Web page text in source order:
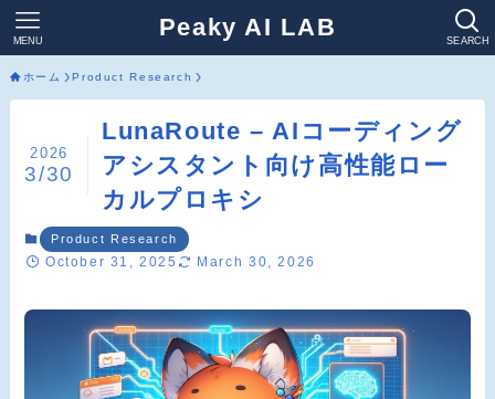
Peaky AI LAB SEARCH
MENU
ホーム Product Research
LunaRoute – AIコーディング
アシスタント向け高性能ロー
カルプロキシ
2026
3/30
Product Research
October 31, 2025 March 30, 2026